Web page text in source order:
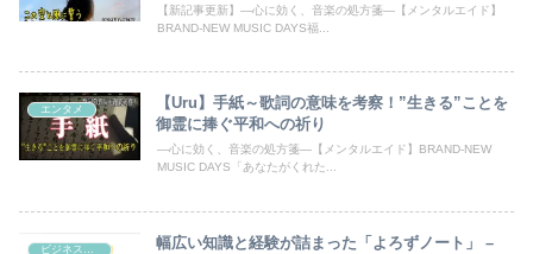
【新記事更新】―心に効く、音楽の処方箋―【メンタルエイド】
BRAND-NEW MUSIC DAYS福...
エンタメ
【Uru】手紙～歌詞の意味を考察！”生きる”ことを
御霊に捧ぐ平和への祈り
―心に効く、音楽の処方箋―【メンタルエイド】BRAND-NEW
MUSIC DAYS「あなたがくれた...
幅広い知識と経験が詰まった「よろずノート」 –